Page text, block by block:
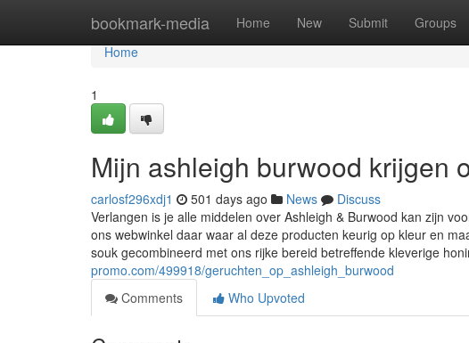
bookmark-media Home New Submit Groups
Home
Home
1
Mijn ashleigh burwood krijgen
carlosf296xdj1 501 days ago News
Discuss
Verlangen is je alle middelen over Ashleigh & Burwood kan zijn
ons webwinkel daar waar al deze producten keurig op kleur en
souk gecombineerd met ons rijke bereid betreffende kleverige
promo.com/499918/geruchten_op_ashleigh_burwood
Comments
Who Upvoted